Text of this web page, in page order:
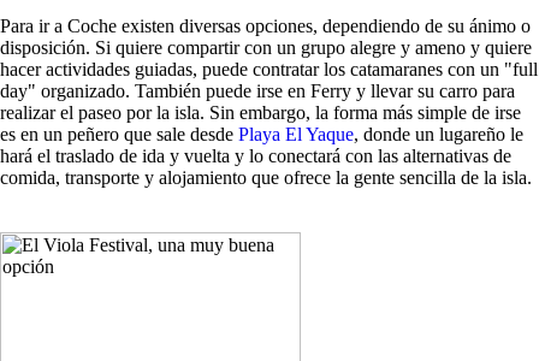
Para ir a Coche existen diversas opciones, dependiendo de su ánimo o
disposición. Si quiere compartir con un grupo alegre y ameno y quiere
hacer actividades guiadas, puede contratar los catamaranes con un "full
day" organizado. También puede irse en Ferry y llevar su carro para
realizar el paseo por la isla. Sin embargo, la forma más simple de irse
es en un peñero que sale desde Playa El Yaque, donde un lugareño le
hará el traslado de ida y vuelta y lo conectará con las alternativas de
comida, transporte y alojamiento que ofrece la gente sencilla de la isla.